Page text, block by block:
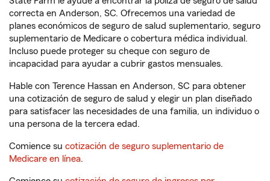
correcta en Anderson, SC. Ofrecemos una variedad de
planes económicos de seguro de salud suplementario, seguro
suplementario de Medicare o cobertura médica individual.
Incluso puede proteger su cheque con seguro de
incapacidad para ayudar a cubrir gastos mensuales.
Hable con Terence Hassan en Anderson, SC para obtener
una cotización de seguro de salud y elegir un plan diseñado
para satisfacer las necesidades de una familia, un individuo o
una persona de la tercera edad.
Comience su cotización de seguro suplementario de
Medicare en línea.